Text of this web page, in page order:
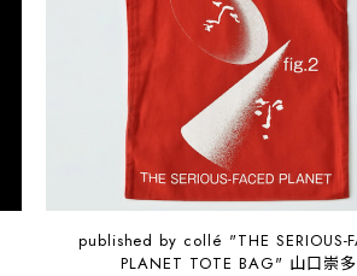
published by collé "THE SERIOUS-FACED
PLANET TOTE BAG" 山口崇多